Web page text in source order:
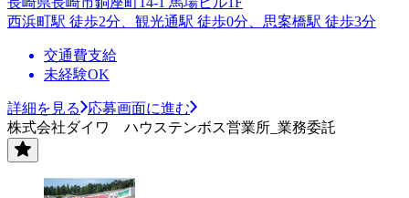
西浜町駅 徒歩2分、観光通駅 徒歩0分、思案橋駅 徒歩3分
交通費支給
未経験OK
詳細を見る
応募画面に進む
株式会社ダイワ ハウステンボス営業所_業務委託